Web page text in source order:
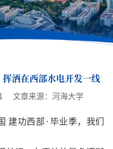
挥洒在西部水电开发一线
文章来源：河海大学
建功西部·毕业季，我们